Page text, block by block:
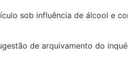
sob influência de álcool e
de arquivamento do